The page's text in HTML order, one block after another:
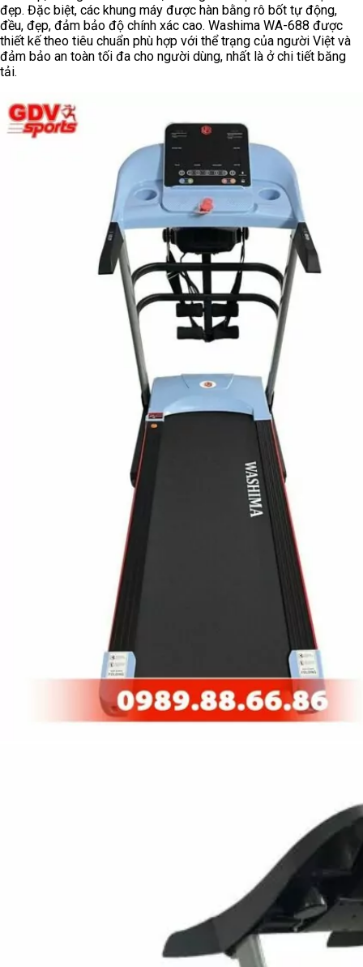
đẹp. Đặc biệt, các khung máy được hàn bằng rô bốt tự động,
đều, đẹp, đảm bảo độ chính xác cao. Washima WA-688 được
thiết kế theo tiêu chuẩn phù hợp với thể trạng của người Việt và
đảm bảo an toàn tối đa cho người dùng, nhất là ở chi tiết băng
tải.